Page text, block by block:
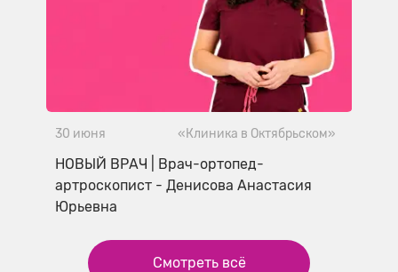
30 июня «Клиника в Октябрьском»
НОВЫЙ ВРАЧ | Врач-ортопед-
артроскопист - Денисова Анастасия
Юрьевна
Смотреть всё